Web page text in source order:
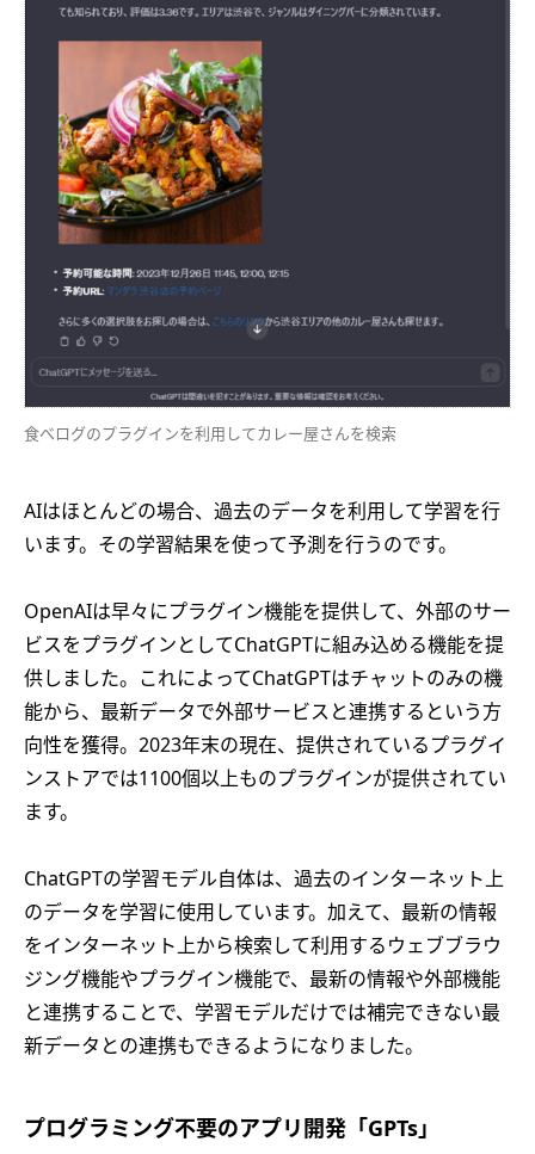
食べログのプラグインを利用してカレー屋さんを検索
AIはほとんどの場合、過去のデータを利用して学習を行
います。その学習結果を使って予測を行うのです。
OpenAIは早々にプラグイン機能を提供して、外部のサー
ビスをプラグインとしてChatGPTに組み込める機能を提
供しました。これによってChatGPTはチャットのみの機
能から、最新データで外部サービスと連携するという方
向性を獲得。2023年末の現在、提供されているプラグイ
ンストアでは1100個以上ものプラグインが提供されてい
ます。
ChatGPTの学習モデル自体は、過去のインターネット上
のデータを学習に使用しています。加えて、最新の情報
をインターネット上から検索して利用するウェブブラウ
ジング機能やプラグイン機能で、最新の情報や外部機能
と連携することで、学習モデルだけでは補完できない最
新データとの連携もできるようになりました。
プログラミング不要のアプリ開発「GPTs」